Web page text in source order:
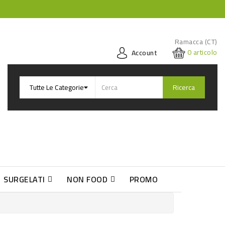
Ramacca (CT)
Account
0articolo
Ricerca
SURGELATI NON FOOD PROMO